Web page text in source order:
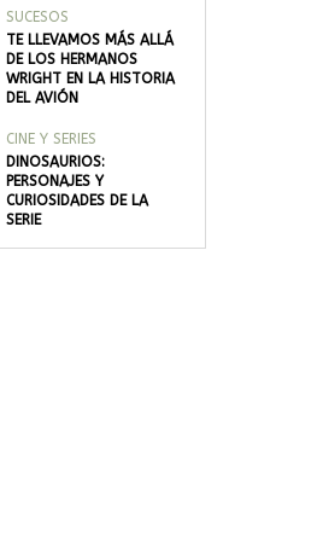
SUCESOS
TE LLEVAMOS MÁS ALLÁ
DE LOS HERMANOS
WRIGHT EN LA HISTORIA
DEL AVIÓN
CINE Y SERIES
DINOSAURIOS:
PERSONAJES Y
CURIOSIDADES DE LA
SERIE